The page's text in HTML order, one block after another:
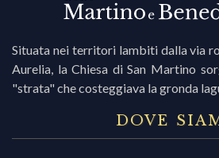
Situata nei territori lambiti dalla via
Aurelia, la Chiesa di San Martino
"strata" che costeggiava la gronda
DOVE